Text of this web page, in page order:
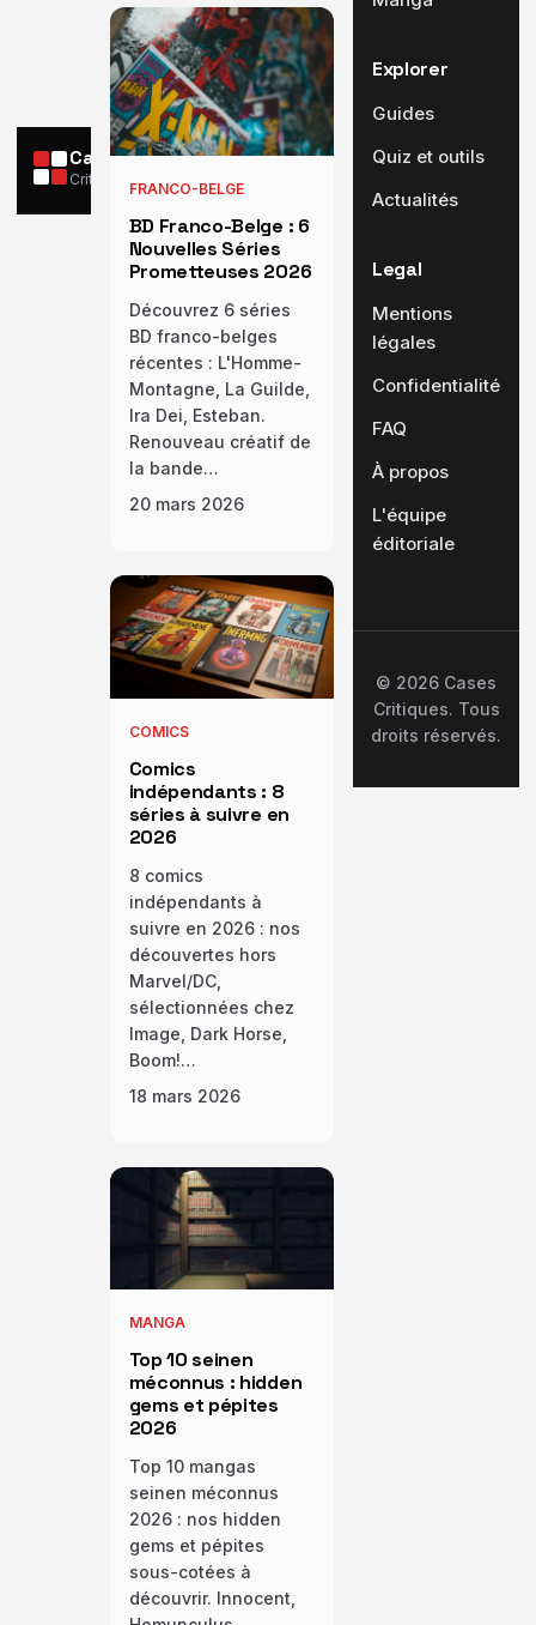
Cases Critiques
Critiques BD, manga et comics
FRANCO-BELGE
BD Franco-Belge : 6
Nouvelles Séries
Prometteuses 2026
Découvrez 6 séries
BD franco-belges
récentes : L'Homme-
Montagne, La Guilde,
Ira Dei, Esteban.
Renouveau créatif de
la bande…
20 mars 2026
COMICS
Comics
indépendants : 8
séries à suivre en
2026
8 comics
indépendants à
suivre en 2026 : nos
découvertes hors
Marvel/DC,
sélectionnées chez
Image, Dark Horse,
Boom!…
18 mars 2026
MANGA
Top 10 seinen
méconnus : hidden
gems et pépites
2026
Top 10 mangas
seinen méconnus
2026 : nos hidden
gems et pépites
sous-cotées à
découvrir. Innocent,
Explorer
Guides
Quiz et outils
Actualités
Legal
Mentions
légales
Confidentialité
FAQ
À propos
L'équipe
éditoriale
© 2026 Cases
Critiques. Tous
droits réservés.